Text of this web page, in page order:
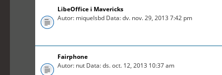
LibeOffice i Mavericks
Autor: miquelsbd Data: dv. nov. 29, 2013 7:42 pm
Fairphone
Autor: nut Data: ds. oct. 12, 2013 10:37 am